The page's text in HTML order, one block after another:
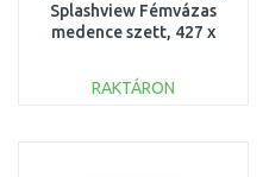
Splashview Fémvázas
medence szett, 427 x
RAKTÁRON